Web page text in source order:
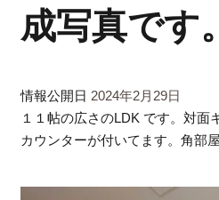
成写真です。
情報公開日 2024年2月29日
１１帖の広さのLDK です。対面
カウンターが付いてます。角部